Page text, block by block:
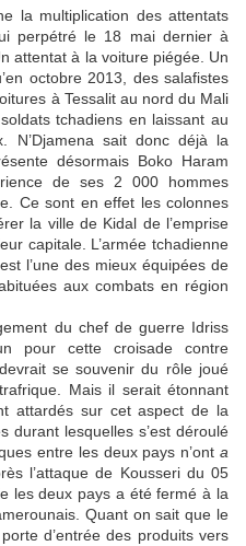
la multiplication des attentats
perpétré le 18 mai dernier à
attentat à la voiture piégée. Un
octobre 2013, des salafistes
à Tessalit au nord du Mali
tchadiens en laissant au
N’Djamena sait donc déjà la
désormais Boko Haram
de ses 2 000 hommes
Ce sont en effet les colonnes
la ville de Kidal de l’emprise
capitale. L’armée tchadienne
l’une des mieux équipées de
aux combats en région
du chef de guerre Idriss
pour cette croisade contre
se souvenir du rôle joué
Mais il serait étonnant
attardés sur cet aspect de la
durant lesquelles s’est déroulé
entre les deux pays n’ont a
l’attaque de Kousseri du 05
les deux pays a été fermé à la
Quant on sait que le
d’entrée des produits vers